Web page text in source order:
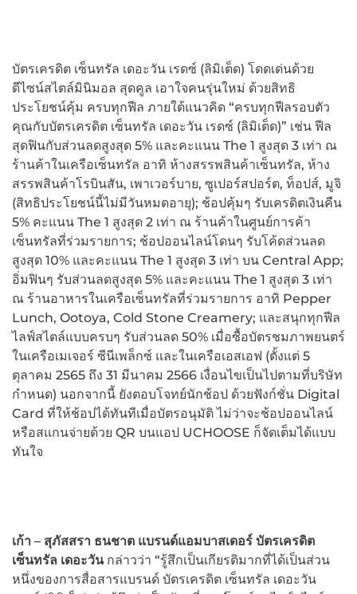
บัตรเครดิต เซ็นทรัล เดอะวัน เรดซ์ (ลิมิเต็ด) โดดเด่นด้วย
ดีไซน์สไตล์มินิมอล สุดคูล เอาใจคนรุ่นใหม่ ด้วยสิทธิ
ประโยชน์คุ้ม ครบทุกฟีล ภายใต้แนวคิด “ครบทุกฟีลรอบตัว
คุณกับบัตรเครดิต เซ็นทรัล เดอะวัน เรดซ์ (ลิมิเต็ด)” เช่น ฟีล
สุดฟินกับส่วนลดสูงสุด 5% และคะแนน The 1 สูงสุด 3 เท่า ณ
ร้านค้าในเครือเซ็นทรัล อาทิ ห้างสรรพสินค้าเซ็นทรัล, ห้าง
สรรพสินค้าโรบินสัน, เพาเวอร์บาย, ซูเปอร์สปอร์ต, ท็อปส์, มูจิ
(สิทธิประโยชน์นี้ไม่มีวันหมดอายุ); ช้อปคุ้มๆ รับเครดิตเงินคืน
5% คะแนน The 1 สูงสุด 2 เท่า ณ ร้านค้าในศูนย์การค้า
เซ็นทรัลที่ร่วมรายการ; ช้อปออนไลน์โดนๆ รับโค้ดส่วนลด
สูงสุด 10% และคะแนน The 1 สูงสุด 3 เท่า บน Central App;
อิ่มฟินๆ รับส่วนลดสูงสุด 5% และคะแนน The 1 สูงสุด 3 เท่า
ณ ร้านอาหารในเครือเซ็นทรัลที่ร่วมรายการ อาทิ Pepper
Lunch, Ootoya, Cold Stone Creamery; และสนุกทุกฟีล
ไลฟ์สไตล์แบบครบๆ รับส่วนลด 50% เมื่อซื้อบัตรชมภาพยนตร์
ในเครือเมเจอร์ ซีนีเพล็กซ์ และในเครือเอสเอฟ (ตั้งแต่ 5
ตุลาคม 2565 ถึง 31 มีนาคม 2566 เงื่อนไขเป็นไปตามที่บริษัท
กำหนด) นอกจากนี้ ยังตอบโจทย์นักช้อป ด้วยฟังก์ชั่น Digital
Card ที่ให้ช้อปได้ทันทีเมื่อบัตรอนุมัติ ไม่ว่าจะช้อปออนไลน์
หรือสแกนจ่ายด้วย QR บนแอป UCHOOSE ก็จัดเต็มได้แบบ
ทันใจ
เก้า – สุภัสสรา ธนชาต แบรนด์แอมบาสเดอร์ บัตรเครดิต
เซ็นทรัล เดอะวัน กล่าวว่า “รู้สึกเป็นเกียรติมากที่ได้เป็นส่วน
หนึ่งของการสื่อสารแบรนด์ บัตรเครดิต เซ็นทรัล เดอะวัน